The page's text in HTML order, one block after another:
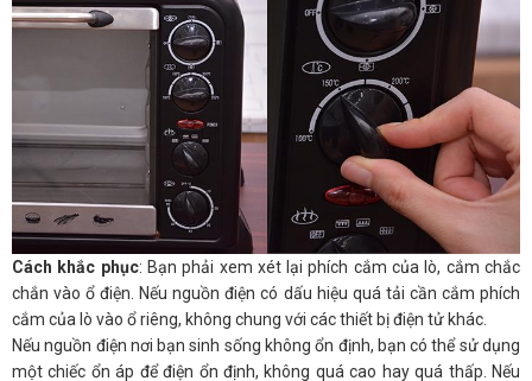
Cách khắc phục: Bạn phải xem xét lại phích cắm của lò, cắm chắc
chắn vào ổ điện. Nếu nguồn điện có dấu hiệu quá tải cần cắm phích
cắm của lò vào ổ riêng, không chung với các thiết bị điện tử khác.
Nếu nguồn điện nơi bạn sinh sống không ổn định, bạn có thể sử dụng
một chiếc ổn áp để điện ổn định, không quá cao hay quá thấp. Nếu